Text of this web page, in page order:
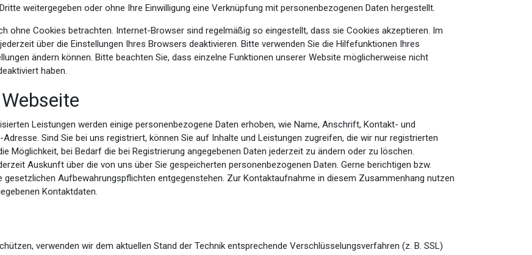
weitergegeben oder ohne Ihre Einwilligung eine Verknüpfung mit personenbezogenen Daten hergestellt.
ohne Cookies betrachten. Internet-Browser sind regelmäßig so eingestellt, dass sie Cookies akzeptieren. Im
über die Einstellungen Ihres Browsers deaktivieren. Bitte verwenden Sie die Hilfefunktionen Ihres
ändern können. Bitte beachten Sie, dass einzelne Funktionen unserer Website möglicherweise nicht
haben.
Leistungen werden einige personenbezogene Daten erhoben, wie Name, Anschrift, Kontakt- und
Sind Sie bei uns registriert, können Sie auf Inhalte und Leistungen zugreifen, die wir nur registrierten
Möglichkeit, bei Bedarf die bei Registrierung angegebenen Daten jederzeit zu ändern oder zu löschen.
Auskunft über die von uns über Sie gespeicherten personenbezogenen Daten. Gerne berichtigen bzw.
Aufbewahrungspflichten entgegenstehen. Zur Kontaktaufnahme in diesem Zusammenhang nutzen
Kontaktdaten.
verwenden wir dem aktuellen Stand der Technik entsprechende Verschlüsselungsverfahren (z. B. SSL)